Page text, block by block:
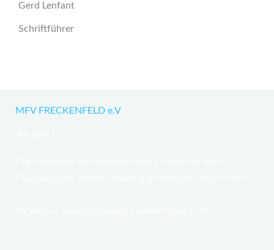
Gerd Lenfant
Schriftführer
MFV FRECKENFELD e.V